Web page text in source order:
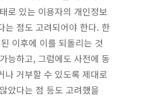
로 있는 이용자의 개인정보
는 점도 고려되어야 한다. 한
이후에 이를 되돌리는 것
능하고, 그럼에도 사전에 동
나 거부할 수 있도록 제대로
았다는 점 등도 고려했을